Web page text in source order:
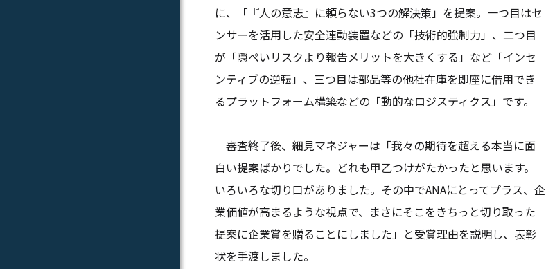
に、「『人の意志』に頼らない3つの解決策」を提案。一つ目はセ
ンサーを活用した安全連動装置などの「技術的強制力」、二つ目
が「隠ぺいリスクより報告メリットを大きくする」など「インセ
ンティブの逆転」、三つ目は部品等の他社在庫を即座に借用でき
るプラットフォーム構築などの「動的なロジスティクス」です。
審査終了後、細見マネジャーは「我々の期待を超える本当に面
白い提案ばかりでした。どれも甲乙つけがたかったと思います。
いろいろな切り口がありました。その中でANAにとってプラス、企
業価値が高まるような視点で、まさにそこをきちっと切り取った
提案に企業賞を贈ることにしました」と受賞理由を説明し、表彰
状を手渡しました。